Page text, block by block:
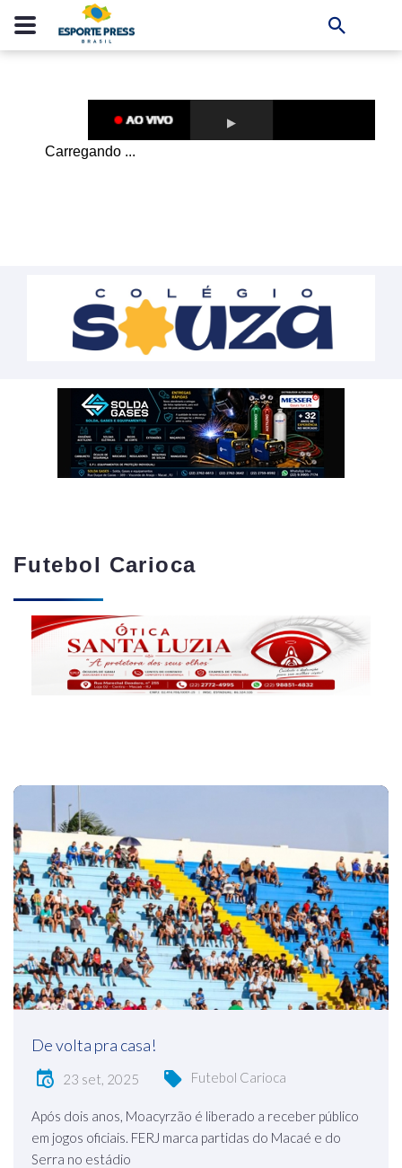
Futebol Carioca
De volta pra casa!
23 set, 2025 Futebol Carioca
Após dois anos, Moacyrzão é liberado a receber público
em jogos oficiais. FERJ marca partidas do Macaé e do
Serra no estádio